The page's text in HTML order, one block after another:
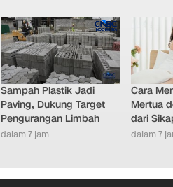
Sampah Plastik Jadi
Paving, Dukung Target
Pengurangan Limbah
dalam 7 jam
Cara
Mertua
dari
dalam 7